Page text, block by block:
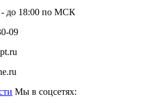
- до 18:00 по МСК
09
Мы в соцсетях: